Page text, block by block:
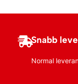
Snabb
Normal